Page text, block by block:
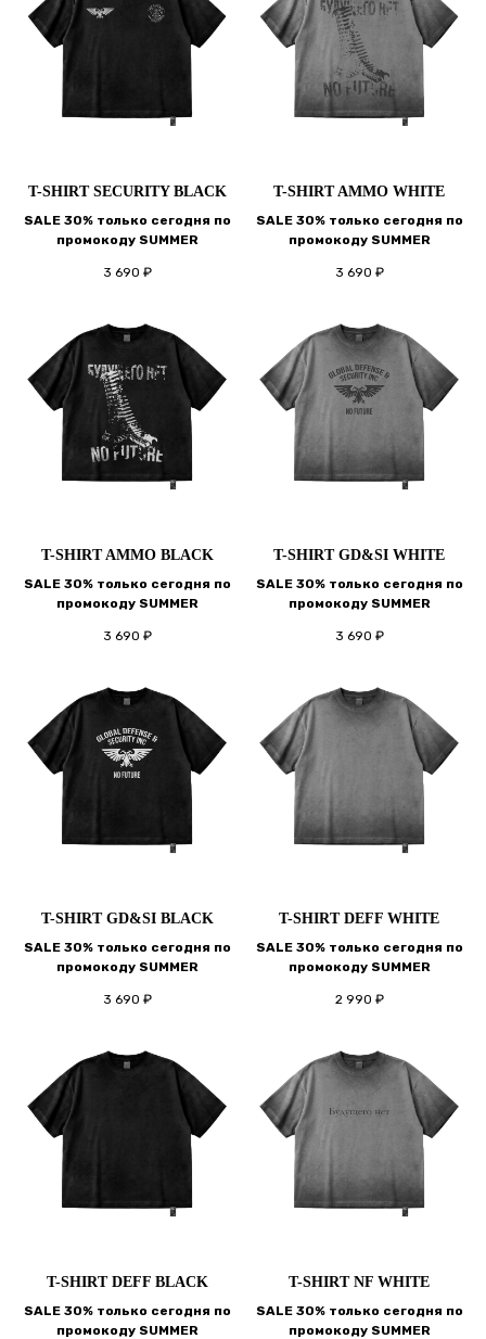
T-SHIRT SECURITY BLACK
SALE 30% только сегодня по
промокоду SUMMER
3 690 ₽
T-SHIRT AMMO WHITE
SALE 30% только сегодня по
промокоду SUMMER
3 690 ₽
T-SHIRT AMMO BLACK
SALE 30% только сегодня по
промокоду SUMMER
3 690 ₽
T-SHIRT GD&SI WHITE
SALE 30% только сегодня по
промокоду SUMMER
3 690 ₽
T-SHIRT GD&SI BLACK
SALE 30% только сегодня по
промокоду SUMMER
3 690 ₽
T-SHIRT DEFF WHITE
SALE 30% только сегодня по
промокоду SUMMER
2 990 ₽
T-SHIRT DEFF BLACK
SALE 30% только сегодня по
промокоду SUMMER
T-SHIRT NF WHITE
SALE 30% только сегодня по
промокоду SUMMER